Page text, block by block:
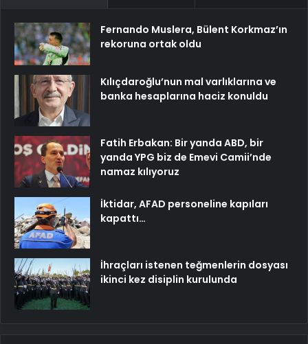
Fernando Muslera, Bülent Korkmaz’ın
rekoruna ortak oldu
Kılıçdaroğlu’nun mal varlıklarına ve
banka hesaplarına haciz konuldu
Fatih Erbakan: Bir yanda ABD, bir
yanda YPG biz de Emevi Camii’nde
namaz kılıyoruz
İktidar, AFAD personeline kapıları
kapattı…
İhraçları istenen teğmenlerin dosyası
ikinci kez disiplin kurulunda